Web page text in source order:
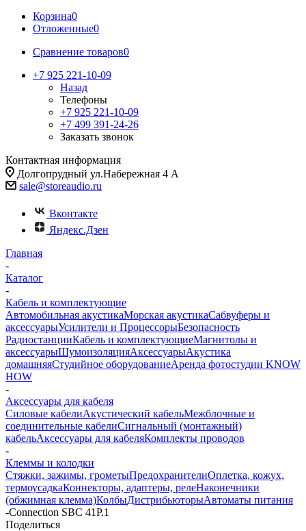
Корзина0
Отложенные0
Сравнение товаров0
+7 925 221-10-09
Назад
Телефоны
+7 925 221-10-09
+7 499 391-24-26
Заказать звонок
Контактная информация
Долгопрудный ул.Набережная 4 А
sale@storeaudio.ru
Вконтакте
Яндекс.Дзен
Главная
-
Каталог
-
Кабель и комплектующие
Автомобильная акустикаМорская акустикаСабвуферы и
аксессуарыУсилители и ПроцессорыБезопасность
РадиостанцииКабель и комплектующиеМагнитолы и
аксессуарыШумоизоляцияАксессуарыАкустика
домашняяСтудийное оборудованиеАренда фотостудии KNOW
HOW
-
Аксессуары для кабеля
Силовые кабелиАкустический кабельМежблочные и
соединительные кабелиСигнальный (монтажный)
кабельАксессуары для кабеляКомплекты проводов
-
Клеммы и колодки
Стяжки, зажимы, грометыПредохранителиОплетка, кожух,
термоусадкаКоннекторы, адаптеры, релеНаконечники
(обжимная клемма)КолбыДистрибьюторыАвтоматы питания
-Connection SBC 41P.1
Поделиться